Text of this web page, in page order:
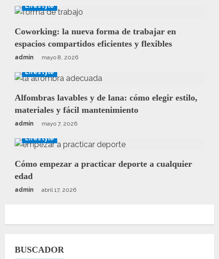
Lifestyle
Coworking: la nueva forma de trabajar en
espacios compartidos eficientes y flexibles
admin mayo 8, 2026
Lifestyle
Alfombras lavables y de lana: cómo elegir estilo,
materiales y fácil mantenimiento
admin mayo 7, 2026
Lifestyle
Cómo empezar a practicar deporte a cualquier
edad
admin abril 17, 2026
BUSCADOR